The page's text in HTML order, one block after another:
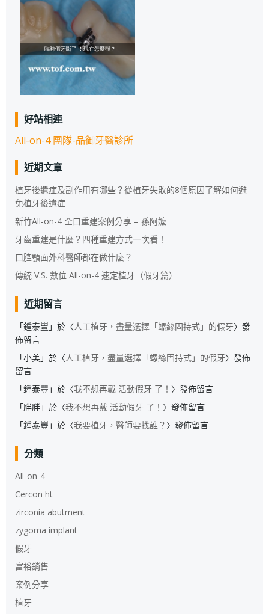
好站相連
All-on-4 團隊-品御牙醫診所
近期文章
植牙後遺症及副作用有哪些？從植牙失敗的8個原因了解如何避
免植牙後遺症
新竹All-on-4 全口重建案例分享 – 孫阿嬤
牙齒重建是什麼？四種重建方式一次看！
口腔顎面外科醫師都在做什麼？
傳統 V.S. 數位 All-on-4 速定植牙（假牙篇）
近期留言
「鍾泰豐 」於〈人工植牙，盡量選擇「螺絲固持式」的假牙〉發
佈留言
「小美」於〈人工植牙，盡量選擇「螺絲固持式」的假牙〉發佈
留言
「鍾泰豐 」於〈我不想再戴 活動假牙 了！ 〉發佈留言
「胖胖」於〈我不想再戴 活動假牙 了！ 〉發佈留言
「鍾泰豐 」於〈我要植牙，醫師要找誰？ 〉發佈留言
分類
All-on-4
Cercon ht
zirconia abutment
zygoma implant
假牙
富裕銷售
案例分享
植牙